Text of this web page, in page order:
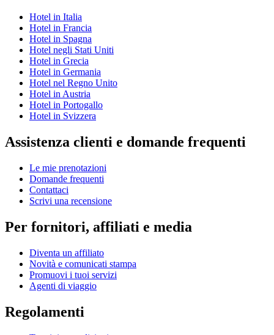
Hotel in Italia
Hotel in Francia
Hotel in Spagna
Hotel negli Stati Uniti
Hotel in Grecia
Hotel in Germania
Hotel nel Regno Unito
Hotel in Austria
Hotel in Portogallo
Hotel in Svizzera
Assistenza clienti e domande frequenti
Le mie prenotazioni
Domande frequenti
Contattaci
Scrivi una recensione
Per fornitori, affiliati e media
Diventa un affiliato
Novità e comunicati stampa
Promuovi i tuoi servizi
Agenti di viaggio
Regolamenti